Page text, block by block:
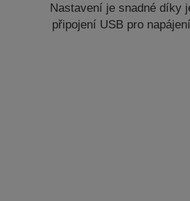
Nastavení je snadné díky
připojení USB pro